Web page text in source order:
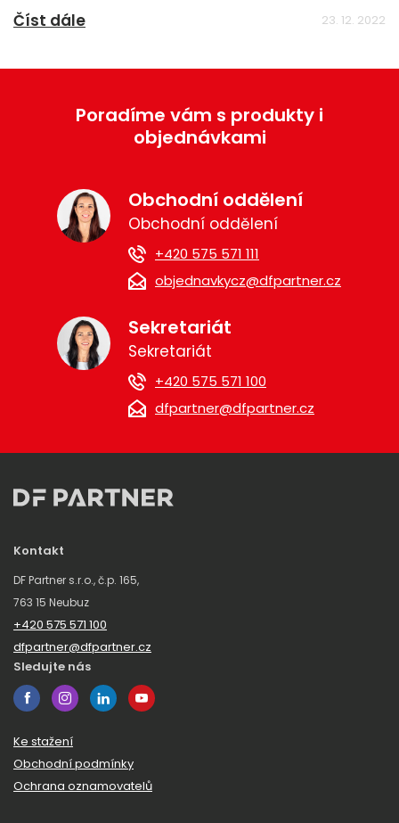
Číst dále
23. 12. 2022
Poradíme vám s produkty i
objednávkami
Obchodní oddělení
Obchodní oddělení
+420 575 571 111
objednavkycz@dfpartner.cz
Sekretariát
Sekretariát
+420 575 571 100
dfpartner@dfpartner.cz
Kontakt
DF Partner s.r.o., č.p. 165,
763 15 Neubuz
+420 575 571 100
dfpartner@dfpartner.cz
Sledujte nás
Ke stažení
Obchodní podmínky
Ochrana oznamovatelů